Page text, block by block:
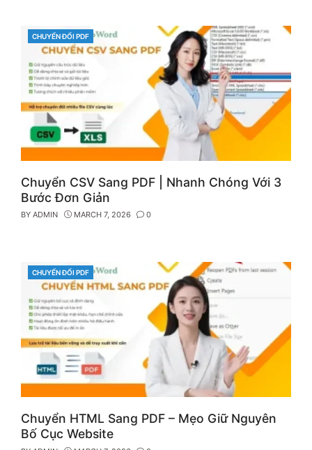
CATEGORIES
CHUYỂN ĐỔI PDF
Chuyển CSV Sang PDF | Nhanh Chóng Với 3
Bước Đơn Giản
BY ADMIN MARCH 7, 2026 0
CATEGORIES
CHUYỂN ĐỔI PDF
Chuyển HTML Sang PDF – Mẹo Giữ Nguyên
Bố Cục Website